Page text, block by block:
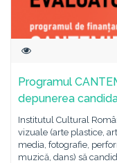
Programul
depunerea
Institutul Cultural
vizuale (arte plastice,
media, fotografie,
muzică, dans) să